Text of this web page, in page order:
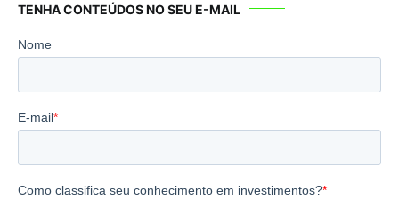
TENHA CONTEÚDOS NO SEU E-MAIL